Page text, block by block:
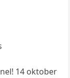
14 oktober